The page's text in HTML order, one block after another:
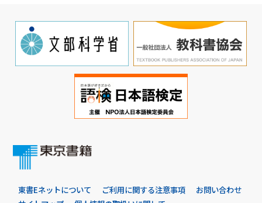
東書Eネットについて ご利用に関する注意事項
お問い合わせ